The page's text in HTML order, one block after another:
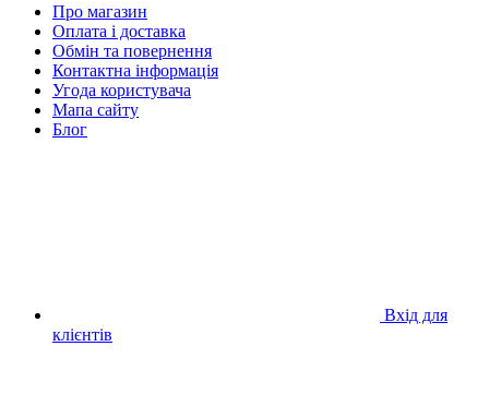
Про магазин
Оплата і доставка
Обмін та повернення
Контактна інформація
Угода користувача
Мапа сайту
Блог
Вхід для
клієнтів